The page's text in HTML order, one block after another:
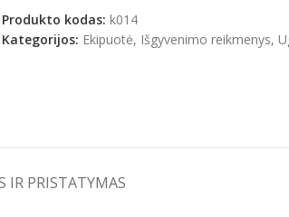
Produkto kodas: k014
Kategorijos: Ekipuotė, Išgyvenimo reikmenys,
IR PRISTATYMAS